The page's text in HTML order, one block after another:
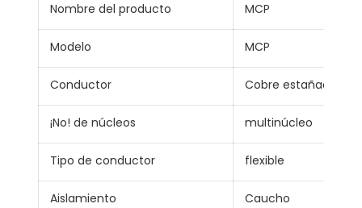
Nombre del producto MCP
Modelo MCP
Conductor Cobre estañado
¡No! de núcleos multinúcleo
Tipo de conductor flexible
Aislamiento Caucho